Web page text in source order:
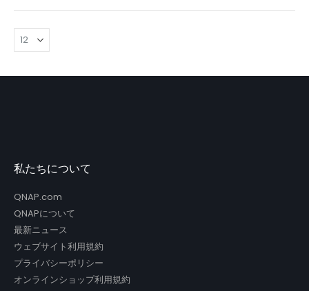
私たちについて
QNAP.com
QNAPについて
最新ニュース
ウェブサイト利用規約
プライバシーポリシー
オンラインショップ利用規約